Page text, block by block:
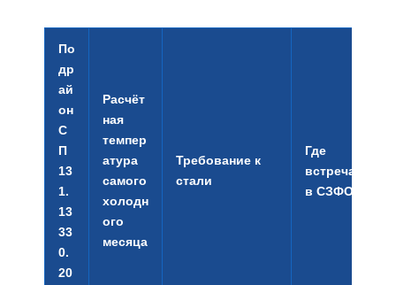
По
др
ай
он
С
П
13
1.
13
33
0.
20
Расчёт
ная
темпер
атура
самого
холодн
ого
месяца
Требование к
стали
Где
встречается
в СЗФО